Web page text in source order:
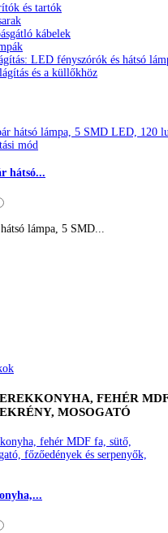
és tartók
kábelek
LED fényszórók és hátsó
és a küllőkhöz
hátsó...
lámpa, 5 SMD...
FEHÉR
MOSOGATÓ